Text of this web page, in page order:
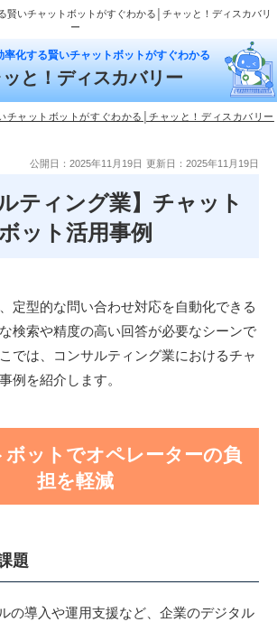
賢いチャットボットがすぐわかる│チャッと！ディスカバリ
ー
率化する賢いチャットボットがすぐわかる
と！ディスカバリー
チャットボットがすぐわかる│チャッと！ディスカバリー
公開日：2025年11月19日 更新日：2025年11月19日
ティング業】チャット
ット活用事例
定型的な問い合わせ対応を自動化できる
検索や精度の高い回答が必要なシーンで
では、コンサルティング業におけるチャ
例を紹介します。
ットでオペレーターの負
担を軽減
題
の導入や運用支援など、企業のデジタル